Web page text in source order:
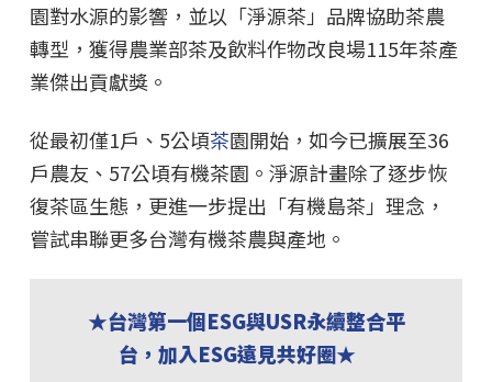
園對水源的影響，並以「淨源茶」品牌協助茶農
轉型，獲得農業部茶及飲料作物改良場115年茶產
業傑出貢獻獎。
從最初僅1戶、5公頃茶園開始，如今已擴展至36
戶農友、57公頃有機茶園。淨源計畫除了逐步恢
復茶區生態，更進一步提出「有機島茶」理念，
嘗試串聯更多台灣有機茶農與產地。
★台灣第一個ESG與USR永續整合平
台，加入ESG遠見共好圈★